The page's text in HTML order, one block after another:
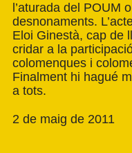
l’aturada del POUM
desnonaments.
Eloi Ginestà, cap de
cridar a la
colomenques i
Finalment hi hagué
a tots.
2 de maig de 2011